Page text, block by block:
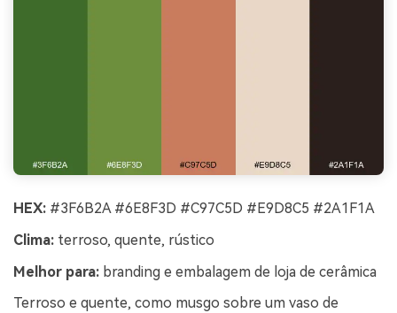
HEX: #3F6B2A #6E8F3D #C97C5D #E9D8C5 #2A1F1A
Clima: terroso, quente, rústico
Melhor para: branding e embalagem de loja de cerâmica
Terroso e quente, como musgo sobre um vaso de